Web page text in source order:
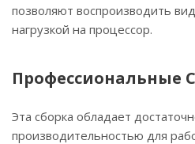
позволяют воспроизводить
нагрузкой на процессор.
Профессиональные
Эта сборка обладает
производительностью для